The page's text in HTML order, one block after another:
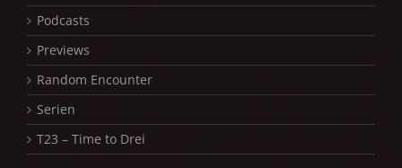
Podcasts
Previews
Random Encounter
Serien
T23 – Time to Drei